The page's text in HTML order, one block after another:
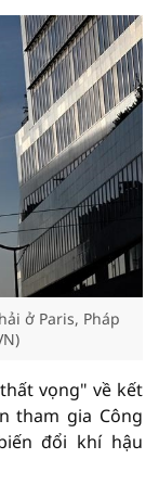
ở Paris, Pháp
vọng" về kết
tham gia Công
đổi khí hậu